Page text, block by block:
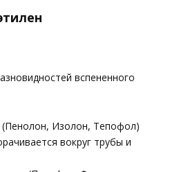
вспененного
Изолон, Тепофол)
вокруг трубы и